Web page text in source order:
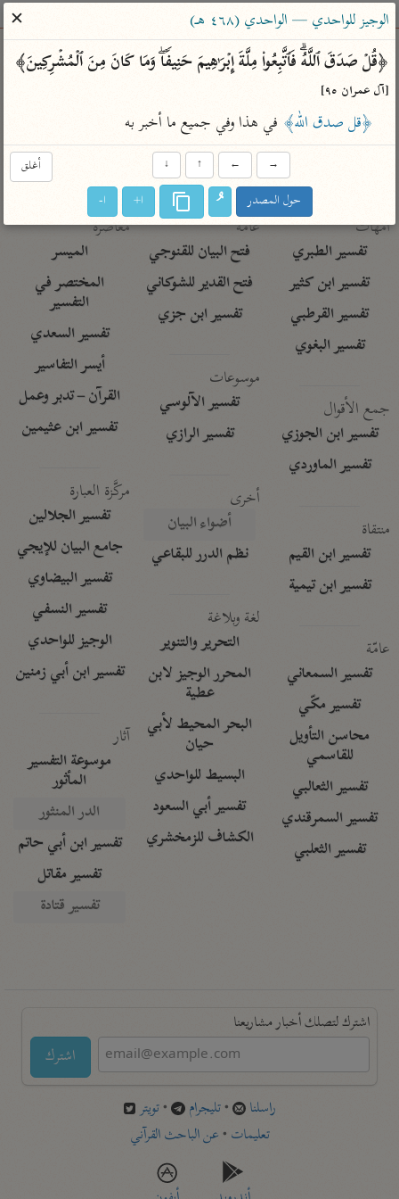
ساهم معنا في نشر القرآن والعلم الشرعي
الباحث القرآني
بحث تفسير
Type 2 or more characters for results.
Type 1 or more
characters for results.
أمّهات
تفسير الطبري
تفسير ابن كثير
تفسير القرطبي
تفسير البغوي
جمع الأقوال
تفسير ابن الجوزي
تفسير الماوردي
منتقاة
تفسير ابن القيم
تفسير ابن تيمية
عامّة
تفسير السمعاني
تفسير مكّي
محاسن التأويل
للقاسمي
تفسير الثعالبي
تفسير السمرقندي
تفسير الثعلبي
عامّة
فتح البيان للقنوجي
فتح القدير للشوكاني
تفسير ابن جزي
موسوعات
تفسير الآلوسي
تفسير الرازي
أخرى
أضواء البيان
نظم الدرر للبقاعي
لغة وبلاغة
التحرير والتنوير
المحرر الوجيز لابن
عطية
البحر المحيط لأبي
حيان
البسيط للواحدي
تفسير أبي السعود
الكشاف للزمخشري
معاصرة
الميسر
المختصر في
التفسير
تفسير السعدي
أيسر التفاسير
القرآن – تدبر وعمل
تفسير ابن عثيمين
مركَّزة العبارة
تفسير الجلالين
جامع البيان للإيجي
تفسير البيضاوي
تفسير النسفي
الوجيز للواحدي
تفسير ابن أبي زمنين
آثار
موسوعة التفسير
المأثور
الدر المنثور
تفسير ابن أبي حاتم
تفسير مقاتل
تفسير قتادة
اشترك لتصلك أخبار مشاريعنا
اشترك
راسلنا •تليجرام •تويتر
تعليمات •عن الباحث القرآني
الوجيز للواحدي — الواحدي (٤٦٨ هـ)
✕
﴿قُلۡ صَدَقَ ٱللَّهُۗ فَٱتَّبِعُوا۟ مِلَّةَ إِبۡرَ ٰ⁠هِیمَ حَنِیفࣰاۖ وَمَا كَانَ مِنَ ٱلۡمُشۡرِكِینَ﴾
[آل عمران ٩٥]
﴿قل صدق الله﴾ في هذا وفي جميع ما أخبر به
أغلق →
←
↑
↓
حول المصدر ا+ ا-